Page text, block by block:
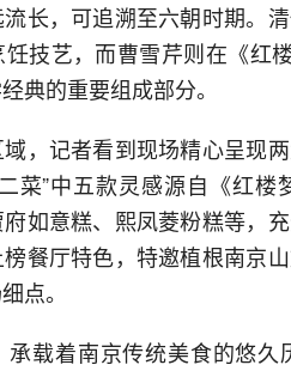
长，可追溯至六朝时期。
技艺，而曹雪芹则在《红
典的重要组成部分。
，记者看到现场精心呈现
菜”中五款灵感源自《红
如意糕、熙凤菱粉糕等，
餐厅特色，特邀植根南京
点。
承载着南京传统美食的悠